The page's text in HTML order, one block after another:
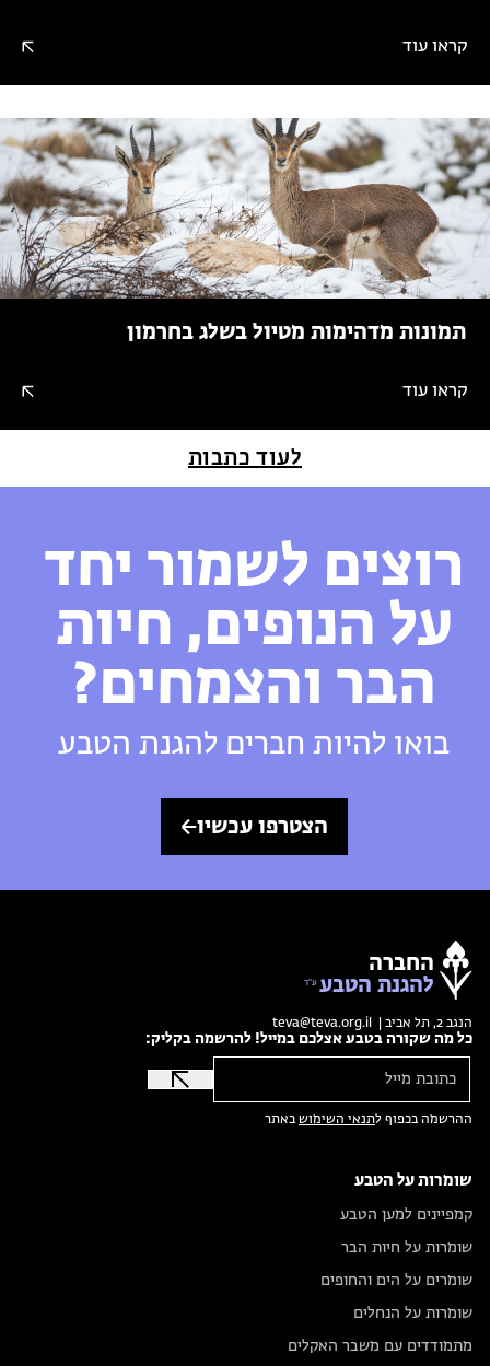
קראו עוד
תמונות מדהימות מטיול בשלג בחרמון
קראו עוד
לעוד כתבות
רוצים לשמור יחד
על הנופים, חיות
הבר והצמחים?
בואו להיות חברים להגנת הטבע
הצטרפו עכשיו
החברה
להגנת הטבע
הנגב 2, תל אביב | teva@teva.org.il
כל מה שקורה בטבע אצלכם במייל! להרשמה בקליק:
ההרשמה בכפוף לתנאי השימושבאתר
שומרות על הטבע
קמפיינים למען הטבע
שומרות על חיות הבר
שומרים על הים והחופים
שומרות על הנחלים
מתמודדים עם משבר האקלים